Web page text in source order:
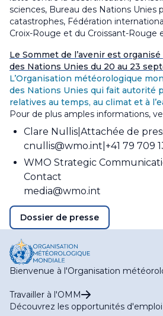
sciences, Bureau des Nations Unies
catastrophes, Fédération
Croix-Rouge et du Croissant-Rouge
Le Sommet de l’avenir est
des Nations Unies du 20 au 23
L’Organisation météorologique
des Nations Unies qui fait autorité
relatives au temps, au climat et à
Pour de plus amples informations,
Clare Nullis Attachée de
cnullis@wmo.int +41 79 709
WMO Strategic
Contact
media@wmo.int
Dossier de presse
Bienvenue à l'Organisation
Travailler à l'OMM
Découvrez les opportunités